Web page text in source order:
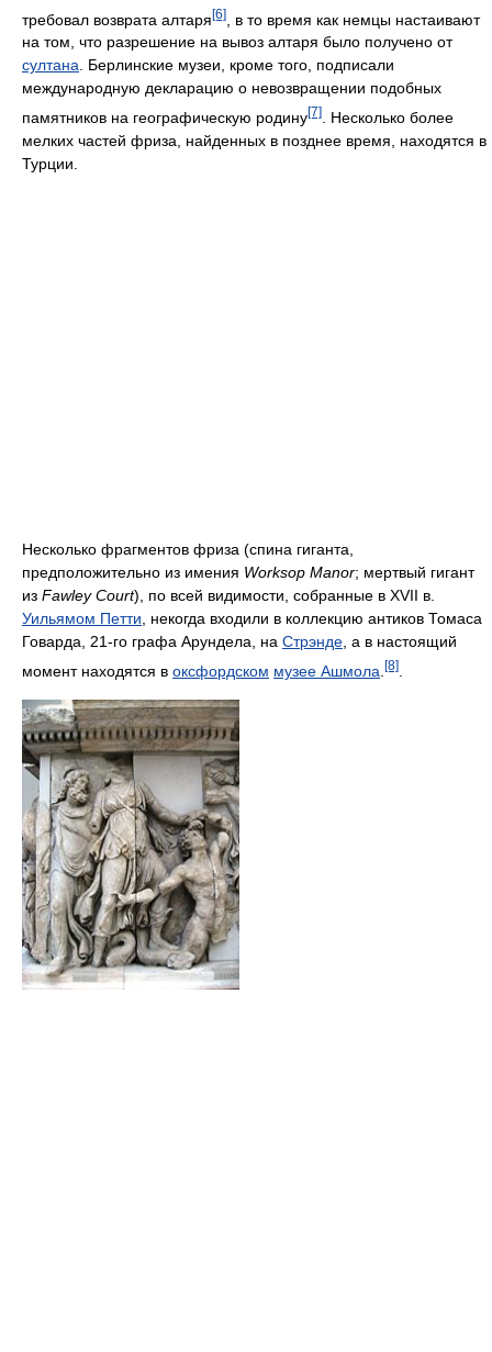
требовал возврата алтаря[6]
, в то время как немцы настаивают
на том, что разрешение на вывоз алтаря было получено от
султана. Берлинские музеи, кроме того, подписали
международную декларацию о невозвращении подобных
памятников на географическую родину[7]
. Несколько более
мелких частей фриза, найденных в позднее время, находятся в
Турции.
Несколько фрагментов фриза (спина гиганта,
предположительно из имения Worksop Manor; мертвый гигант
из Fawley Court), по всей видимости, собранные в XVII в.
Уильямом Петти , некогда входили в коллекцию антиков Томаса
Говарда, 21-го графа Арундела, на Стрэнде , а в настоящий
момент находятся в оксфордском музее Ашмола [8]